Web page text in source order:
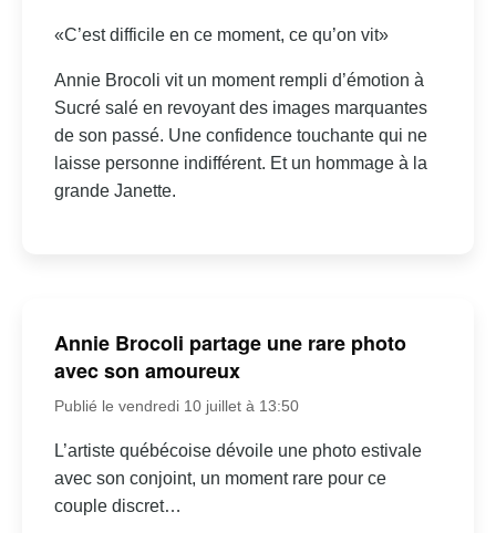
«C’est difficile en ce moment, ce qu’on vit»
Annie Brocoli vit un moment rempli d’émotion à
Sucré salé en revoyant des images marquantes
de son passé. Une confidence touchante qui ne
laisse personne indifférent. Et un hommage à la
grande Janette.
Annie Brocoli partage une rare photo
avec son amoureux
Publié le vendredi 10 juillet à 13:50
L’artiste québécoise dévoile une photo estivale
avec son conjoint, un moment rare pour ce
couple discret…